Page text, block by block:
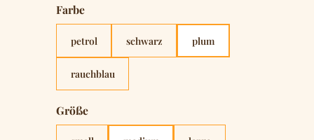
Farbeauswählen
petrol schwarz plum
rauchblau
Größeauswählen